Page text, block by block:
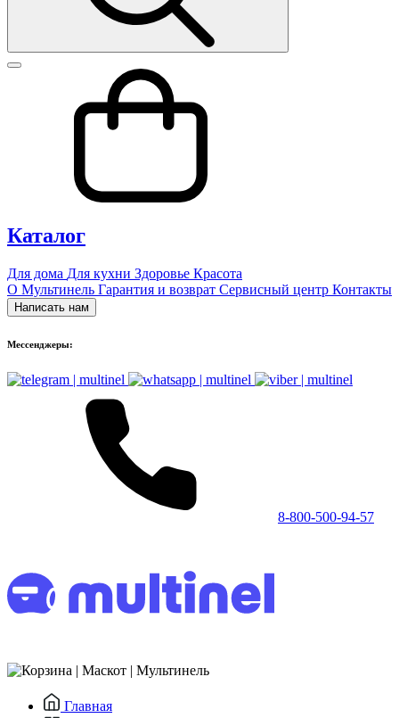
Каталог
Для дома Для кухни Здоровье Красота
О Мультинель Гарантия и возврат Сервисный центр Контакты
Написать нам
Мессенджеры:
8-800-500-94-57
Главная